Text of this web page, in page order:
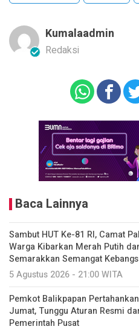
Kumalaadmin
Redaksi
Baca Lainnya
Sambut HUT Ke-81 RI, Camat
Warga Kibarkan Merah Putih
Semarakkan Semangat
5 Agustus 2026 - 21:00 WITA
Pemkot Balikpapan
Jumat, Tunggu Aturan Resmi
Pemerintah Pusat